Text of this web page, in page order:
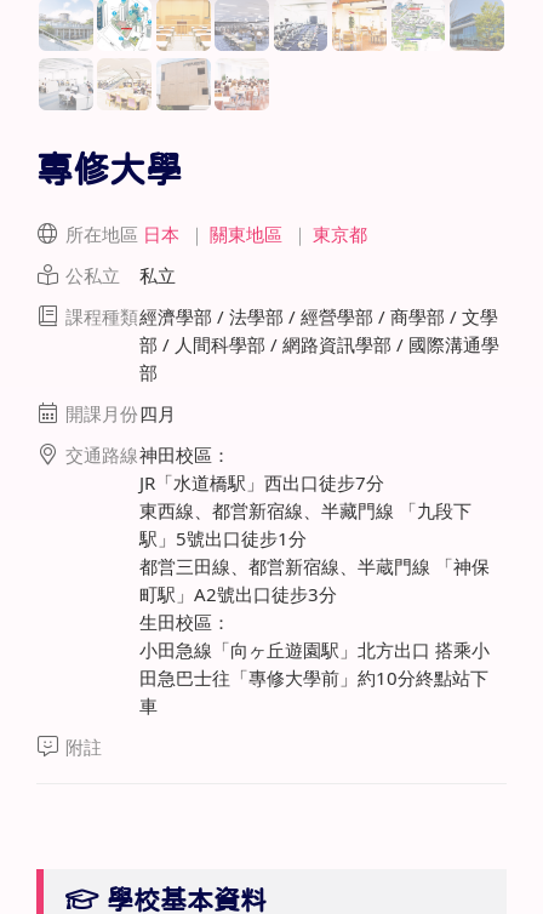
專修大學
所在地區 日本 ｜ 關東地區 ｜ 東京都
公私立
私立
課程種類經濟學部 / 法學部 / 經營學部 / 商學部 / 文學
部 / 人間科學部 / 網路資訊學部 / 國際溝通學
部
開課月份四月
交通路線神田校區：
JR「水道橋駅」西出口徒步7分
東西線、都営新宿線、半藏門線 「九段下
駅」5號出口徒步1分
都営三田線、都営新宿線、半蔵門線 「神保
町駅」A2號出口徒步3分
生田校區：
小田急線「向ヶ丘遊園駅」北方出口 搭乘小
田急巴士往「專修大學前」約10分終點站下
車
附註
學校基本資料